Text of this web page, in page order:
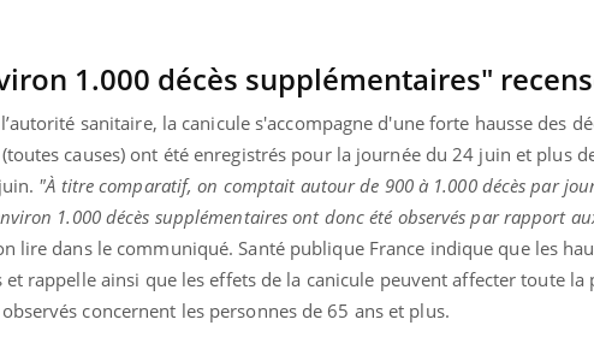
1.000 décès supplémentaires"
sanitaire, la canicule s'accompagne d'une forte hausse des
(toutes causes) ont été enregistrés pour la journée du 24 juin et plus
"À titre comparatif, on comptait autour de 900 à 1.000 décès par
1.000 décès supplémentaires ont donc été observés par rapport
lire dans le communiqué. Santé publique France indique que les
et rappelle ainsi que les effets de la canicule peuvent affecter toute
observés concernent les personnes de 65 ans et plus.
des Mains : se
! Youtube
lui, un tout nouveau
plage, piscine,
plein air… Nos mains
Youtube
Diabète & Ramadan 2026Youtube
Le Ramadan approche, et, pour de
nombreuses personnes atteintes de
diabète, c'est une période de questions, de
défis, mais ...